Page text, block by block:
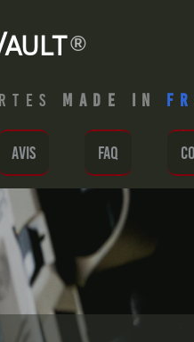
®
made in Fr
Avis Faq